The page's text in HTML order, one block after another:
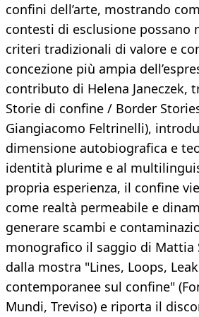
confini dell’arte, mostrando
contesti di esclusione possano
criteri tradizionali di valore e
concezione più ampia
contributo di Helena Janeczek,
Storie di confine / Border
Giangiacomo Feltrinelli),
dimensione autobiografica e
identità plurime e al
propria esperienza, il confine
come realtà permeabile e
generare scambi e
monografico il saggio di Mattia
dalla mostra "Lines, Loops,
contemporanee sul confine"
Mundi, Treviso) e riporta il